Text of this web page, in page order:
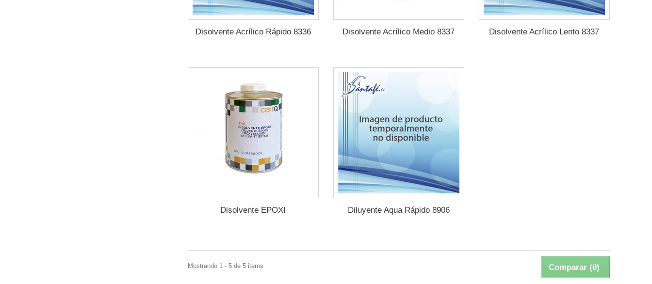
Disolvente Acrílico Rápido 8336 Disolvente Acrílico Medio 8337 Disolvente Acrílico Lento 8337
Disolvente EPOXI Diluyente Aqua Rápido 8906
Comparar (0)
Mostrando 1 - 5 de 5 items